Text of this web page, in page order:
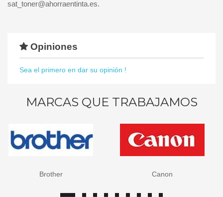
sat_toner@ahorraentinta.es.
Opiniones
Sea el primero en dar su opinión !
MARCAS QUE TRABAJAMOS
Brother Canon